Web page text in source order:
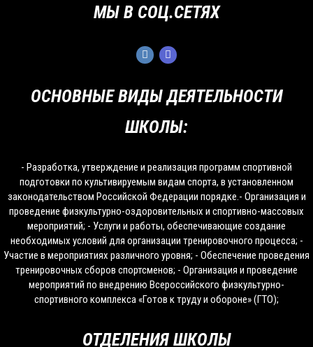
ОСНОВНЫЕ ВИДЫ ДЕЯТЕЛЬНОСТИ
ШКОЛЫ:
- Разработка, утверждение и реализация программ спортивной
подготовки по культивируемым видам спорта, в установленном
законодательством Российской Федерации порядке.- Организация и
проведение физкультурно-оздоровительных и спортивно-массовых
мероприятий; - Услуги и работы, обеспечивающие создание
необходимых условий для организации тренировочного процесса; -
Участие в мероприятиях различного уровня; - Обеспечение проведения
тренировочных сборов спортсменов; - Организация и проведение
мероприятий по внедрению Всероссийского физкультурно-
спортивного комплекса «Готов к труду и обороне» (ГТО);
ОТДЕЛЕНИЯ ШКОЛЫ
МЫ В СОЦ.СЕТЯХ